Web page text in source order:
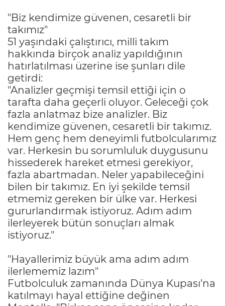
"Biz kendimize güvenen, cesaretli bir
takımız"
51 yaşındaki çalıştırıcı, milli takım
hakkında birçok analiz yapıldığının
hatırlatılması üzerine ise şunları dile
getirdi:
"Analizler geçmişi temsil ettiği için o
tarafta daha geçerli oluyor. Geleceği çok
fazla anlatmaz bize analizler. Biz
kendimize güvenen, cesaretli bir takımız.
Hem genç hem deneyimli futbolcularımız
var. Herkesin bu sorumluluk duygusunu
hissederek hareket etmesi gerekiyor,
fazla abartmadan. Neler yapabileceğini
bilen bir takımız. En iyi şekilde temsil
etmemiz gereken bir ülke var. Herkesi
gururlandırmak istiyoruz. Adım adım
ilerleyerek bütün sonuçları almak
istiyoruz."
"Hayallerimiz büyük ama adım adım
ilerlememiz lazım"
Futbolculuk zamanında Dünya Kupası’na
katılmayı hayal ettiğine değinen